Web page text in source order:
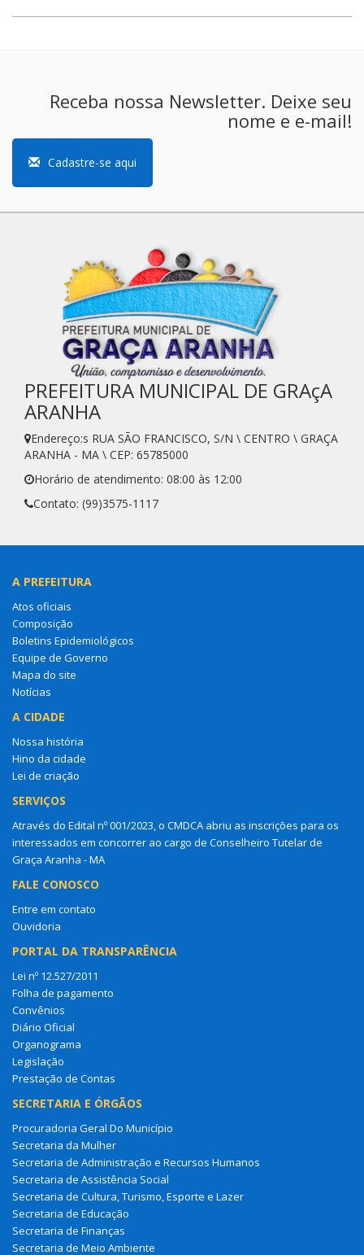
Receba nossa Newsletter. Deixe seu
nome e e-mail!
Cadastre-se aqui
PREFEITURA MUNICIPAL DE GRAçA
ARANHA
Endereço:s RUA SÃO FRANCISCO, S/N \ CENTRO \ GRAÇA
ARANHA - MA \ CEP: 65785000
Horário de atendimento: 08:00 às 12:00
Contato: (99)3575-1117
A PREFEITURA
Atos oficiais
Composição
Boletins Epidemiológicos
Equipe de Governo
Mapa do site
Notícias
A CIDADE
Nossa história
Hino da cidade
Lei de criação
SERVIÇOS
Através do Edital nº 001/2023, o CMDCA abriu as inscrições para os
interessados em concorrer ao cargo de Conselheiro Tutelar de
Graça Aranha - MA
FALE CONOSCO
Entre em contato
Ouvidoria
PORTAL DA TRANSPARÊNCIA
Lei nº 12.527/2011
Folha de pagamento
Convênios
Diário Oficial
Organograma
Legislação
Prestação de Contas
SECRETARIA E ÓRGÃOS
Procuradoria Geral Do Município
Secretaria da Mulher
Secretaria de Administração e Recursos Humanos
Secretaria de Assistência Social
Secretaria de Cultura, Turismo, Esporte e Lazer
Secretaria de Educação
Secretaria de Finanças
Secretaria de Meio Ambiente